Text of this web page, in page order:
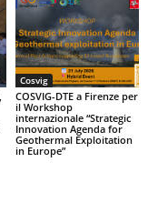
Cosvig
COSVIG-DTE a Firenze per
il Workshop
internazionale “Strategic
Innovation Agenda for
Geothermal Exploitation
in Europe”